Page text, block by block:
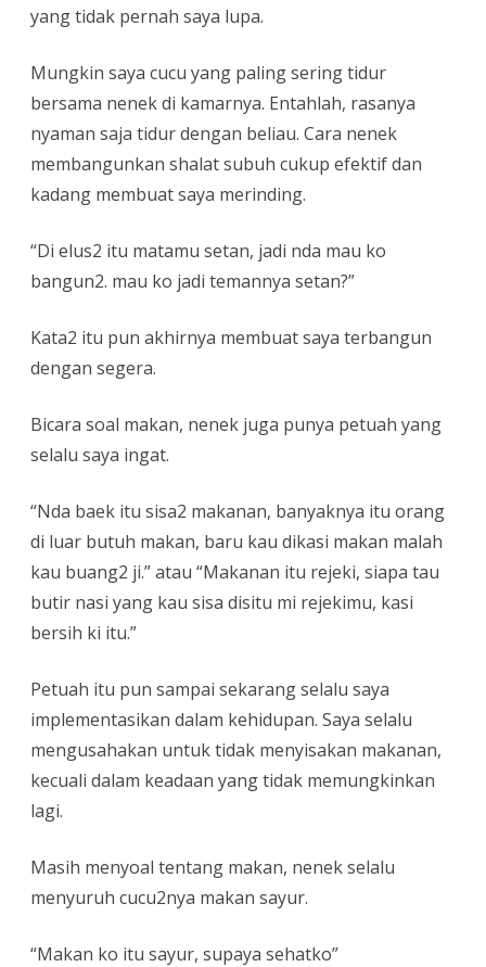
yang tidak pernah saya lupa.
Mungkin saya cucu yang paling sering tidur
bersama nenek di kamarnya. Entahlah, rasanya
nyaman saja tidur dengan beliau. Cara nenek
membangunkan shalat subuh cukup efektif dan
kadang membuat saya merinding.
“Di elus2 itu matamu setan, jadi nda mau ko
bangun2. mau ko jadi temannya setan?”
Kata2 itu pun akhirnya membuat saya terbangun
dengan segera.
Bicara soal makan, nenek juga punya petuah yang
selalu saya ingat.
“Nda baek itu sisa2 makanan, banyaknya itu orang
di luar butuh makan, baru kau dikasi makan malah
kau buang2 ji.” atau “Makanan itu rejeki, siapa tau
butir nasi yang kau sisa disitu mi rejekimu, kasi
bersih ki itu.”
Petuah itu pun sampai sekarang selalu saya
implementasikan dalam kehidupan. Saya selalu
mengusahakan untuk tidak menyisakan makanan,
kecuali dalam keadaan yang tidak memungkinkan
lagi.
Masih menyoal tentang makan, nenek selalu
menyuruh cucu2nya makan sayur.
“Makan ko itu sayur, supaya sehatko”